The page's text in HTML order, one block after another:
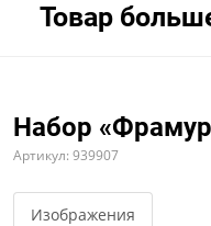
Товар
Набор
Артикул: 939907
Изображения